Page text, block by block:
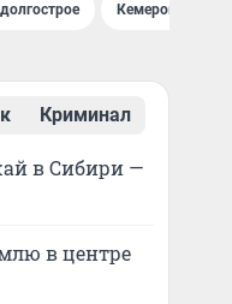
Кемерово —
Криминал
в Сибири —
в центре